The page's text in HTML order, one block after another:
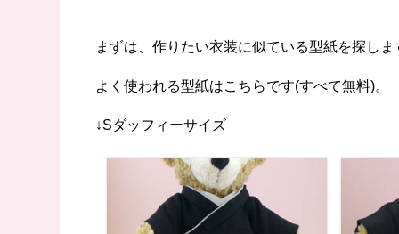
まずは、作りたい衣装に似ている型紙を探しま
よく使われる型紙はこちらです(すべて無料)。
↓Sダッフィーサイズ